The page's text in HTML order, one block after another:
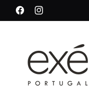
para o
conteúdo
FacebookInstagram